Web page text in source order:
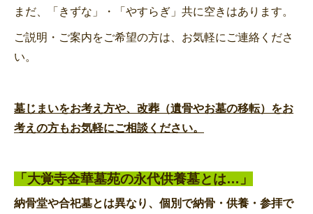
まだ、「きずな」・「やすらぎ」共に空きはあります。
ご説明・ご案内をご希望の方は、お気軽にご連絡くださ
い。
墓じまいをお考え方や、改葬（遺骨やお墓の移転）をお
考えの方もお気軽にご相談ください。
「大覚寺金華墓苑の永代供養墓とは…」
納骨堂や合祀墓とは異なり、個別で納骨・供養・参拝で